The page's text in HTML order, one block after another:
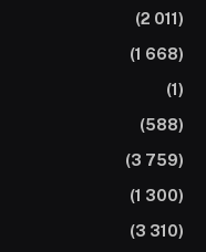
(2 011)
(1 668)
(1)
(588)
(3 759)
(1 300)
(3 310)